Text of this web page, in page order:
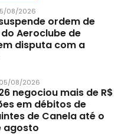
08/2026
ordem de
Aeroclube de
disputa com a
05/08/2026
negociou mais de R$
em débitos de
de Canela até o
agosto